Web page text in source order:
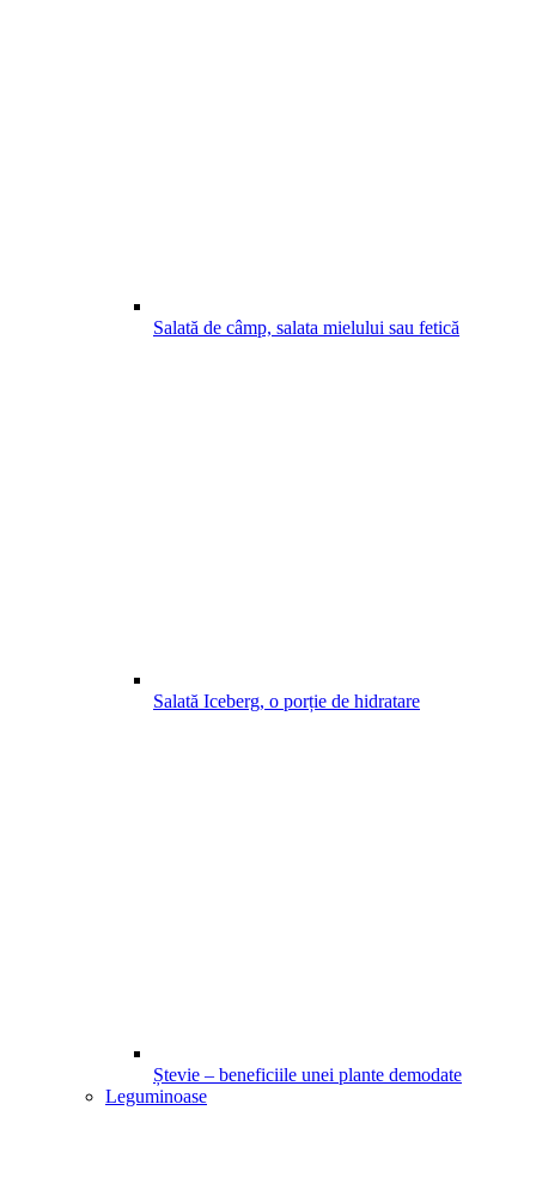
Salată de câmp, salata mielului sau fetică
Salată Iceberg, o porție de hidratare
Ștevie – beneficiile unei plante demodate
Leguminoase